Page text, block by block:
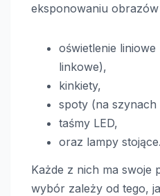
eksponowaniu obrazów
oświetlenie
linkowe),
kinkiety,
spoty (na
taśmy LED,
oraz lampy stojące.
Każde z nich ma swoje
wybór zależy od tego,